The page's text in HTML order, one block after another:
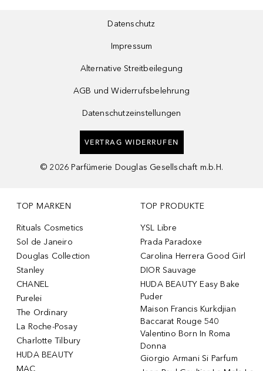
Datenschutz
Impressum
Alternative Streitbeilegung
AGB und Widerrufsbelehrung
Datenschutzeinstellungen
VERTRAG WIDERRUFEN
© 2026 Parfümerie Douglas Gesellschaft m.b.H.
TOP MARKEN
Rituals Cosmetics
Sol de Janeiro
Douglas Collection
Stanley
CHANEL
Purelei
The Ordinary
La Roche-Posay
Charlotte Tilbury
HUDA BEAUTY
MAC
TOP PRODUKTE
YSL Libre
Prada Paradoxe
Carolina Herrera Good Girl
DIOR Sauvage
HUDA BEAUTY Easy Bake
Puder
Maison Francis Kurkdjian
Baccarat Rouge 540
Valentino Born In Roma
Donna
Giorgio Armani Si Parfum